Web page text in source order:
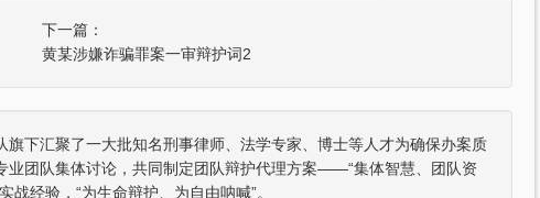
下一篇：
黄某涉嫌诈骗罪案一审辩护词2
下汇聚了一大批知名刑事律师、法学专家、博士等人才为确保办案质
团队集体讨论，共同制定团队辩护代理方案——“集体智慧、团队资
经验，“为生命辩护、为自由呐喊”。